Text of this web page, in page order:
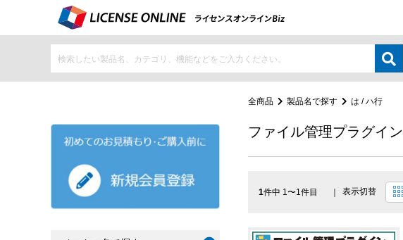
全商品 製品名で探す は / ハ行
ファイル管理プラグイン
1件中 1〜1件目 表示切替